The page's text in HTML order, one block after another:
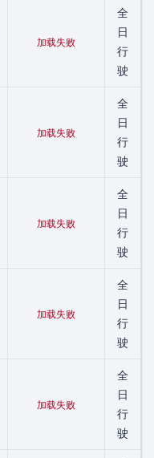
加载失败
全
日
行
驶
加载失败
全
日
行
驶
加载失败
全
日
行
驶
加载失败
全
日
行
驶
加载失败
全
日
行
驶